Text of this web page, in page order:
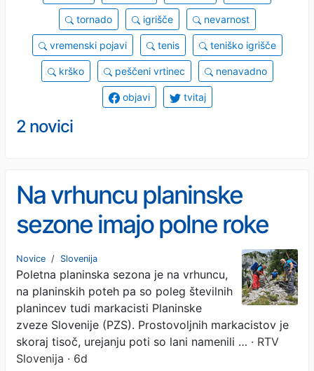
tornado igrišče nevarnost
vremenski pojavi tenis teniško igrišče
krško peščeni vrtinec nenavadno
objavi tvitaj
2 novici
Na vrhuncu planinske
sezone imajo polne roke
dela tudi markacisti
Novice / Slovenija
Poletna planinska sezona je na vrhuncu,
na planinskih poteh pa so poleg številnih
planincev tudi markacisti Planinske
zveze Slovenije (PZS). Prostovoljnih markacistov je
skoraj tisoč, urejanju poti so lani namenili … · RTV
Slovenija · 6d